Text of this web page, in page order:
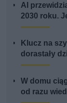
AI
2030 roku.
Klucz na
dorastały
W domu
od razu